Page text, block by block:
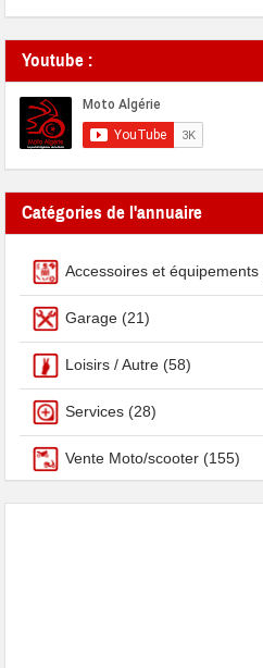
Youtube :
Catégories de l'annuaire
Accessoires et équipements
Garage (21)
Loisirs / Autre (58)
Services (28)
Vente Moto/scooter (155)